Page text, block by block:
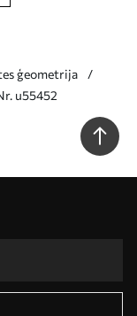
ģeometrija
u55452